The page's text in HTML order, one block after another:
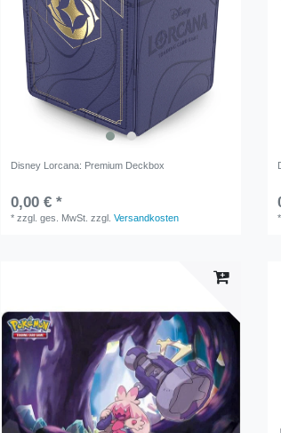
Disney Lorcana: Premium Deckbox
0,00 € *
*zzgl. ges. MwSt. zzgl.Versandkosten